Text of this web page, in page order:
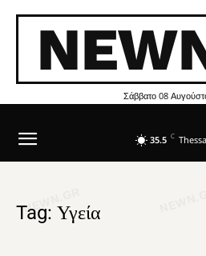
Σάββατο 08
35.5 C
Tag: Υγεία